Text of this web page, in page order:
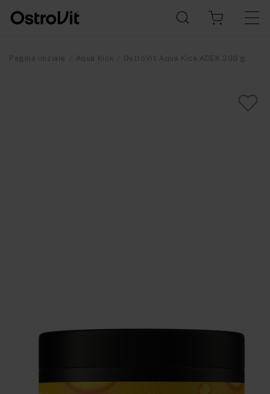
Pagina iniziale Aqua Kick OstroVit Aqua Kick ADEK 300 g